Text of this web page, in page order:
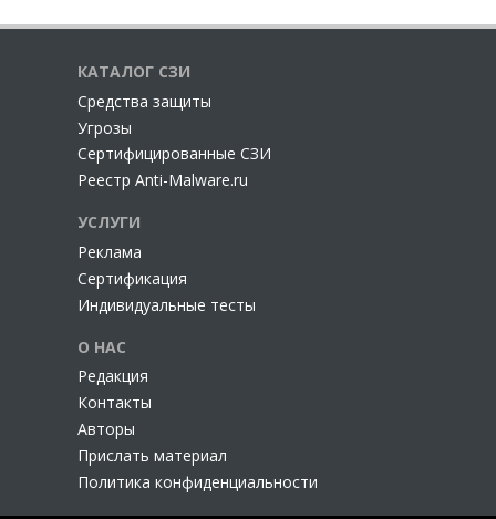
КАТАЛОГ СЗИ
Cредства защиты
Угрозы
Сертифицированные СЗИ
Реестр Anti-Malware.ru
УСЛУГИ
Реклама
Сертификация
Индивидуальные тесты
О НАС
Редакция
Контакты
Авторы
Прислать материал
Политика конфиденциальности